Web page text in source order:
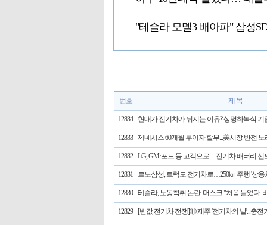
"테슬라 모델3 배아파" 삼성
번호 제 목
12834 현대가 전기차가 뒤지는 이유? 상명하복식
12833 제네시스 60개월 무이자 할부...美시장 반전
12832 LG, GM·포드 등 고객으로…전기차 배터리 선
12831 르노삼성, 트럭도 전기차로…250㎞ 주행 '상용
12830 테슬라, 노동착취 논란..머스크 "처음 들었다.
12829 [반값 전기차 전쟁]⑪ 제주 '전기차의 날'...충전